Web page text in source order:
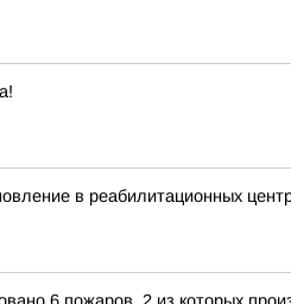
в реабилитационных